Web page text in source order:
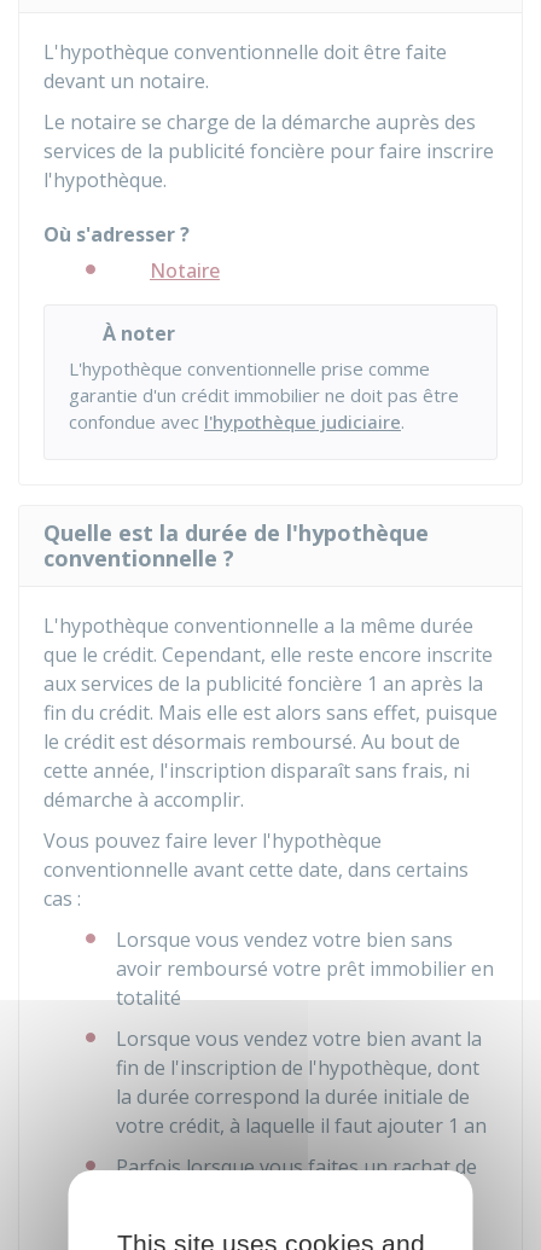
L'hypothèque conventionnelle doit être faite
devant un notaire.
Le notaire se charge de la démarche auprès des
services de la publicité foncière pour faire inscrire
l'hypothèque.
Où s'adresser ?
Notaire
À noter
L'hypothèque conventionnelle prise comme
garantie d'un crédit immobilier ne doit pas être
confondue avec l'hypothèque judiciaire.
Quelle est la durée de l'hypothèque
conventionnelle ?
L'hypothèque conventionnelle a la même durée
que le crédit. Cependant, elle reste encore inscrite
aux services de la publicité foncière 1 an après la
fin du crédit. Mais elle est alors sans effet, puisque
le crédit est désormais remboursé. Au bout de
cette année, l'inscription disparaît sans frais, ni
démarche à accomplir.
Vous pouvez faire lever l'hypothèque
conventionnelle avant cette date, dans certains
cas :
Lorsque vous vendez votre bien sans
avoir remboursé votre prêt immobilier en
totalité
Lorsque vous vendez votre bien avant la
fin de l'inscription de l'hypothèque, dont
la durée correspond la durée initiale de
votre crédit, à laquelle il faut ajouter 1 an
Parfois lorsque vous faites un rachat de
This site uses cookies and